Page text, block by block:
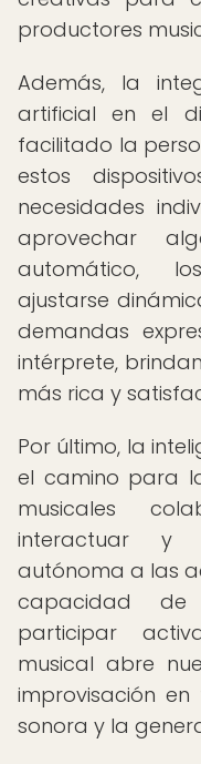
productores
Además, la
artificial en el
facilitado la
estos
necesidades
aprovechar
automático,
ajustarse
demandas
intérprete,
más rica y
Por último, la
el camino para
musicales
interactuar y
autónoma a las
capacidad de
participar
musical abre
improvisación
sonora y la